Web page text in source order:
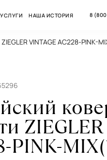
УСЛУГИ НАША ИСТОРИЯ 8
VINTAGE AC228-PINK-
PINK-